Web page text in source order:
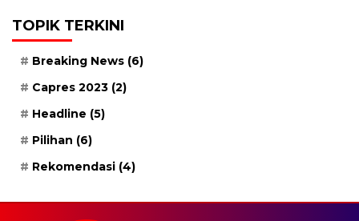
TOPIK TERKINI
Breaking News (6)
Capres 2023 (2)
Headline (5)
Pilihan (6)
Rekomendasi (4)